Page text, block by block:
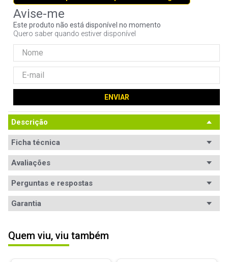
Este produto não está disponível no momento
Quero saber quando estiver disponível
ENVIAR
Descrição
Ficha técnica
Avaliações
Avaliações
5 estrelas
4estrelas
Perguntas e respostas
Garantia
Quem viu, viu também
10º jonsbo